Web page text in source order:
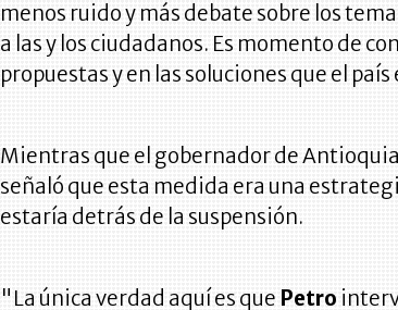
menos ruido y más debate sobre los
a las y los ciudadanos. Es momento de
propuestas y en las soluciones que el
Mientras que el gobernador de
señaló que esta medida era una
estaría detrás de la suspensión.
"La única verdad aquí es que Petro